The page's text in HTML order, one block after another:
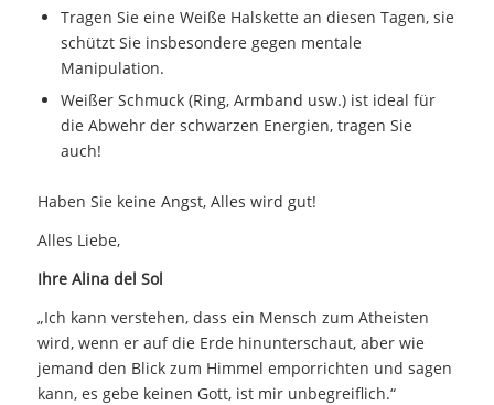
Tragen Sie eine Weiße Halskette an diesen Tagen, sie
schützt Sie insbesondere gegen mentale
Manipulation.
Weißer Schmuck (Ring, Armband usw.) ist ideal für
die Abwehr der schwarzen Energien, tragen Sie
auch!
Haben Sie keine Angst, Alles wird gut!
Alles Liebe,
Ihre Alina del Sol
„Ich kann verstehen, dass ein Mensch zum Atheisten
wird, wenn er auf die Erde hinunterschaut, aber wie
jemand den Blick zum Himmel emporrichten und sagen
kann, es gebe keinen Gott, ist mir unbegreiflich.“